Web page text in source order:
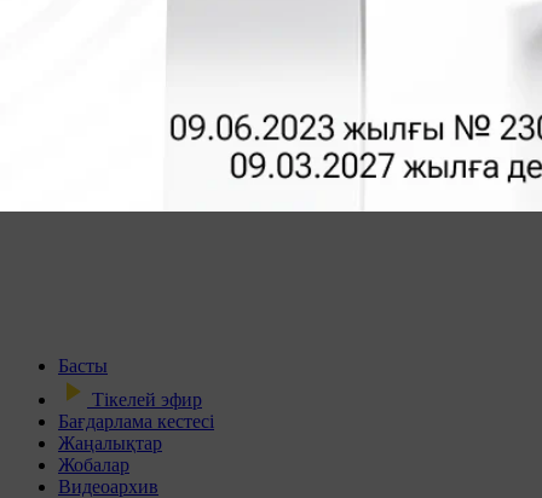
Басты
Тікелей эфир
Бағдарлама кестесі
Жаңалықтар
Жобалар
Видеоархив